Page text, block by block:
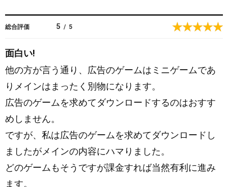
S
o
e
総合評価 5 / 5
面白い!
他の方が言う通り、広告のゲームはミニゲームであ
りメインはまったく別物になります。
広告のゲームを求めてダウンロードするのはおすす
めしません。
ですが、私は広告のゲームを求めてダウンロードし
ましたがメインの内容にハマりました。
どのゲームもそうですが課金すれば当然有利に進み
ます。